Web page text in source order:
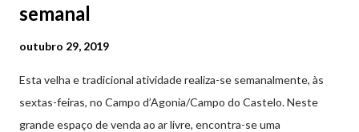
semanal
outubro 29, 2019
Esta velha e tradicional atividade realiza-se semanalmente, às
sextas-feiras, no Campo d’Agonia/Campo do Castelo. Neste
grande espaço de venda ao ar livre, encontra-se uma